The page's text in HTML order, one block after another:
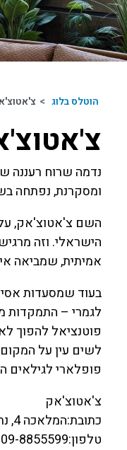
הוטלס בלוג >
נדמה שרוח רעננה
ומסקרנת, נפתחה
השם צ'אטוצ'אק, על
הישראלי. וזה
אמיתית, שמביאה
בעוד שמסעדות
לגמרי – התמקדות
פוטנציאל להפוך
לשים עין על
פופלארי לגילאים
צ'אטוצ'אק
כתובת:המלאכה 4, נתניה
טלפון:09-8855599